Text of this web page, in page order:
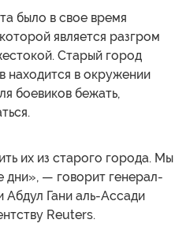
было в свое время
является разгром
Старый город
находится в окружении
боевиков бежать,
их из старого города. Мы
дни», — говорит генерал-
Абдул Гани аль-Ассади
Reuters.